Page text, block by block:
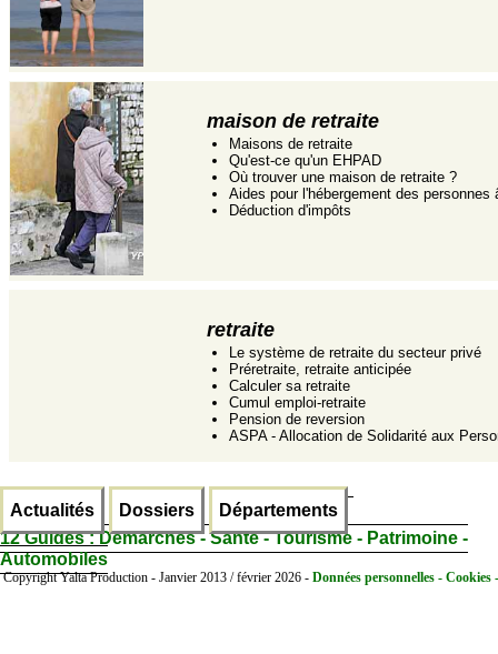
maison de retraite
Maisons de retraite
Qu'est-ce qu'un EHPAD
Où trouver une maison de retraite ?
Aides pour l'hébergement des personnes
Déduction d'impôts
retraite
Le système de retraite du secteur privé
Préretraite, retraite anticipée
Calculer sa retraite
Cumul emploi-retraite
Pension de reversion
ASPA - Allocation de Solidarité aux
Actualités Dossiers
Départements
12 Guides :Démarches - Santé - Tourisme - Patrimoine -
Automobiles
Copyright Yalta Production - Janvier 2013 / février 2026 - Données personnelles - Cookies